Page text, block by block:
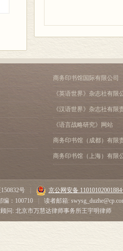
商务印书馆国际有限公司
《英语世界》杂志社有限
《汉语世界》杂志社有限
《语言战略研究》网站
商务印书馆（成都）有限
商务印书馆（上海）有限
号
京公网安备
编：100710
读者邮箱:
问: 北京市万慧达律师事务所王宇明律师